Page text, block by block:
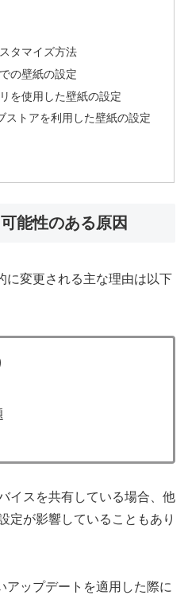
タマイズ方法
の壁紙の設定
を使用した壁紙の設定
ストアを利用した壁紙の設定
能性のある原因
に変更される主な理由は以下
イスを共有している場合、他
定が影響していることもあり
アップデートを適用した際に